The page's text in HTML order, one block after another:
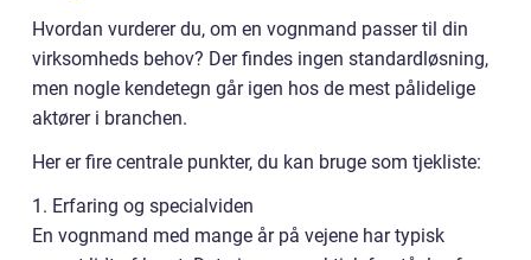
Hvordan vurderer du, om en vognmand passer til din
virksomheds behov? Der findes ingen standardløsning,
men nogle kendetegn går igen hos de mest pålidelige
aktører i branchen.
Her er fire centrale punkter, du kan bruge som tjekliste:
1. Erfaring og specialviden
En vognmand med mange år på vejene har typisk